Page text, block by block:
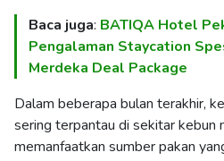
Baca juga: BATIQA Hotel
Pengalaman Staycation
Merdeka Deal Package
Dalam beberapa bulan terakhir,
sering terpantau di sekitar kebun
memanfaatkan sumber pakan